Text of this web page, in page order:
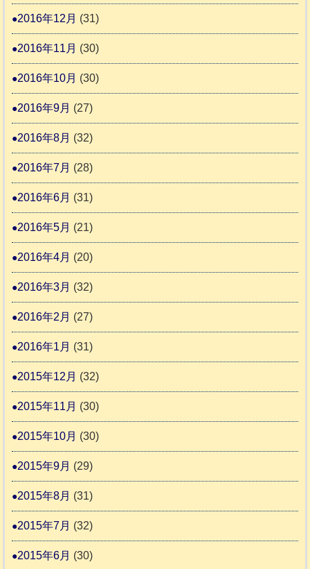
2016年12月 (31)
2016年11月 (30)
2016年10月 (30)
2016年9月 (27)
2016年8月 (32)
2016年7月 (28)
2016年6月 (31)
2016年5月 (21)
2016年4月 (20)
2016年3月 (32)
2016年2月 (27)
2016年1月 (31)
2015年12月 (32)
2015年11月 (30)
2015年10月 (30)
2015年9月 (29)
2015年8月 (31)
2015年7月 (32)
2015年6月 (30)